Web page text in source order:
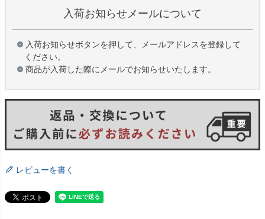
入荷お知らせメールについて
入荷お知らせボタンを押して、メールアドレスを登録して
ください。
商品が入荷した際にメールでお知らせいたします。
レビューを書く